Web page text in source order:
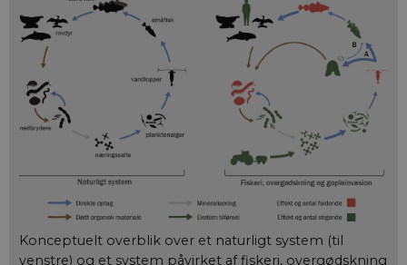
Konceptuelt overblik over et naturligt system (til
venstre) og et system påvirket af fiskeri, overgødskning